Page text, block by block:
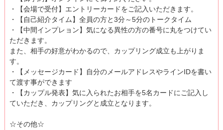
・【会場で受付】エントリーカードをご記入いただきます。
・【自己紹介タイム】全員の方と3分～5分のトークタイム
・【中間インプレョン】気になる異性の方の番号に丸をつけてい
ただきます。
また、相手の好意がわかるので、カップリング成立も上がりま
す。
・【メッセージカード】自分のメールアドレスやラインIDを書い
て渡す事ができます
・【カップル発表】気に入られたお相手を5名カードにご記入し
ていただき、カップリングと成立となります。
☆その他☆